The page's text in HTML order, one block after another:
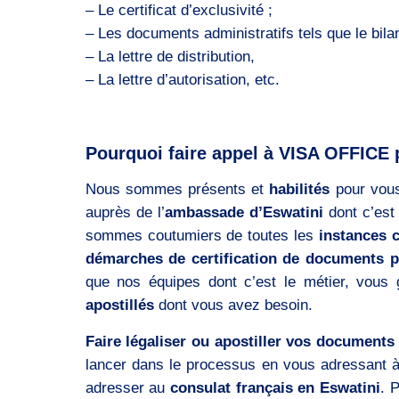
– Le certificat d’exclusivité ;
– Les documents administratifs tels que le
– La lettre de distribution,
– La lettre d’autorisation, etc.
Pourquoi faire appel à VISA
Nous sommes présents et habilités pour
auprès de l’ambassade d’Eswatini dont
sommes coutumiers de toutes les instances
démarches de certification de documents
que nos équipes dont c’est le métier, vous
apostillésdont vous avez besoin.
Faire légaliser ou apostiller vos
lancer dans le processus en vous adressant
adresser auconsulat français en Eswatini.